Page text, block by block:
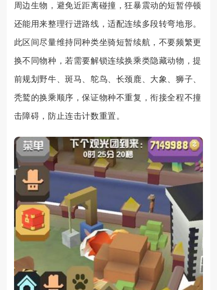
周边生物，避免近距离碰撞，狂暴震动的短暂停顿
还能用来整理行进路线，适配连续多段转弯地形。
此区间尽量维持同种类坐骑短暂续航，不要频繁更
换不同物种，若需要解锁连续换乘类隐藏动物，提
前规划野牛、斑马、鸵鸟、长颈鹿、大象、狮子、
秃鹫的换乘顺序，保证物种不重复，衔接全程不撞
击障碍，防止连击计数重置。